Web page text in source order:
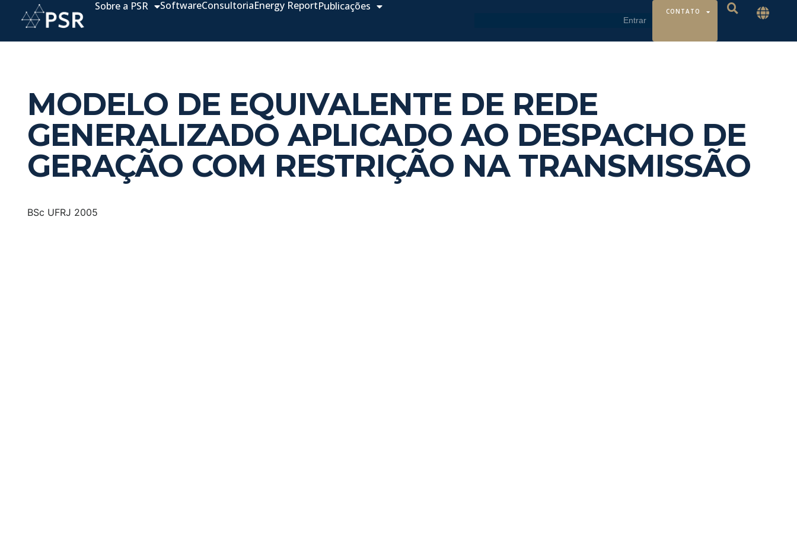
Sobre a PSR SoftwareConsultoriaEnergy ReportPublicações CONTATO
MODELO DE EQUIVALENTE DE REDE
GENERALIZADO APLICADO AO DESPACHO DE
GERAÇÃO COM RESTRIÇÃO NA TRANSMISSÃO
BSc UFRJ 2005